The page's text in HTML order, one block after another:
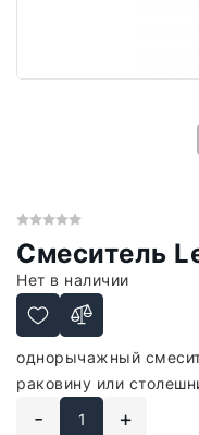
Смеситель
Нет в наличии
однорычажный
раковину или
- +